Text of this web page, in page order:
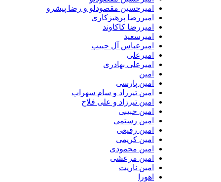
امیرحسین مقصودلو و رضا پیشرو
امیررضا پرهیزکاری
امیررضا کاکاوند
امیرسعید
امیرعباس آل حبیب
امیرعلی
امیرعلی بهادری
امین
امین پارسی
امین تیرزاد و سام سهراب
امین تیرزاد و علی فلاح
امین حبیبی
امین رستمی
امین رفیعی
امین کریمی
امین محمودی
امین مرعشی
امین ناریت
اهورا